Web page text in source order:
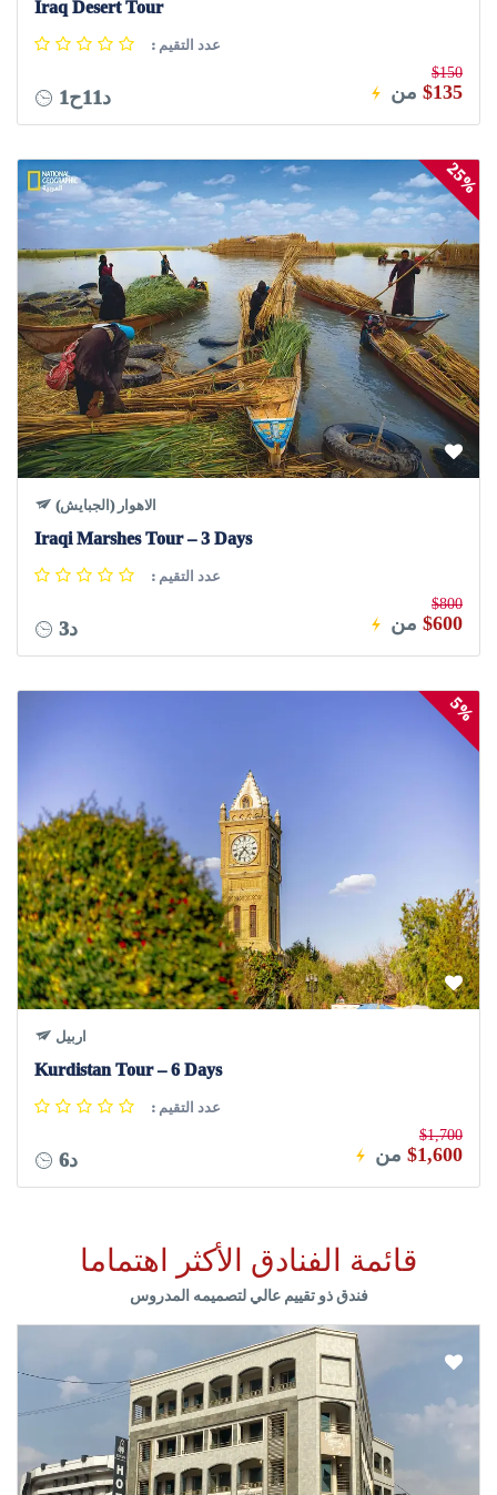
Iraq Desert Tour
: عدد التقيم
1د11ح من
$150
$135
25%
الاهوار (الجبايش)
Iraqi Marshes Tour – 3 Days
: عدد التقيم
3د من
$800
$600
5%
اربيل
Kurdistan Tour – 6 Days
: عدد التقيم
6د من
$1,700
$1,600
قائمة الفنادق الأكثر اهتماما
فندق ذو تقييم عالي لتصميمه المدروس